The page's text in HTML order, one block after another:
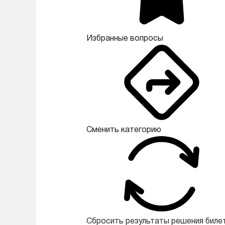
Избранные вопросы
Сменить категорию
Сбросить результаты решения